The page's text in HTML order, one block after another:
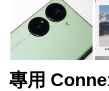
專用